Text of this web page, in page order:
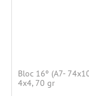
Bloc 16º (A7-
4x4, 70 gr